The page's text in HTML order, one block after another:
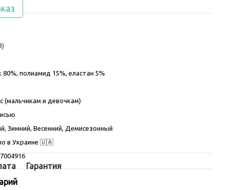
80%, полиамид 15%, еластан 5%
(мальчикам и девочкам)
Зимний, Весенний, Демисезонный
в Украине 🇺🇦
Гарантия